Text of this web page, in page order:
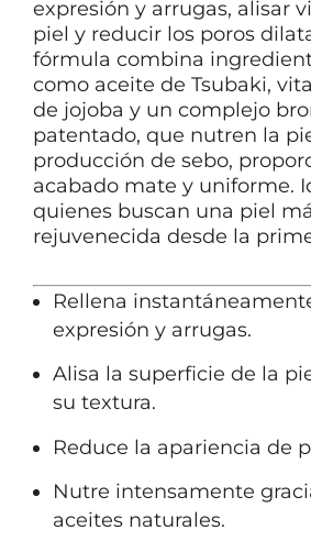
expresión y arrugas, alisar
piel y reducir los poros
fórmula combina
como aceite de Tsubaki,
de jojoba y un complejo
patentado, que nutren la
producción de sebo,
acabado mate y uniforme.
quienes buscan una piel
rejuvenecida desde la
Rellena
expresión y arrugas.
Alisa la superficie de la
su textura.
Reduce la apariencia de
Nutre intensamente
aceites naturales.